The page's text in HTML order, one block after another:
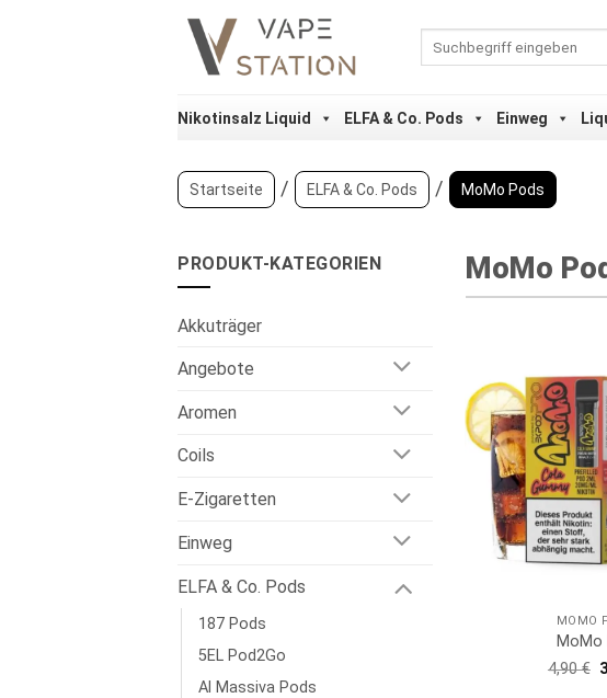
Nikotinsalz Liquid ELFA & Co. Pods Einweg
Startseite / ELFA & Co. Pods / MoMo Pods
PRODUKT-KATEGORIEN
Akkuträger
Angebote
Aromen
Coils
E-Zigaretten
Einweg
ELFA & Co. Pods
187 Pods
5EL Pod2Go
Al Massiva Pods
MoMo
MOMO
MoMo
4,90€